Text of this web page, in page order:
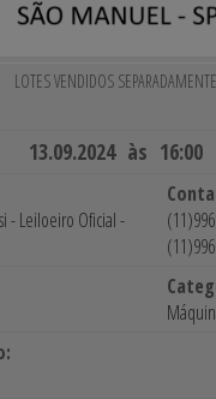
LOTES VENDIDOS SEPARADAMENTE
13.09.2024 às 16:00
- Leiloeiro Oficial -